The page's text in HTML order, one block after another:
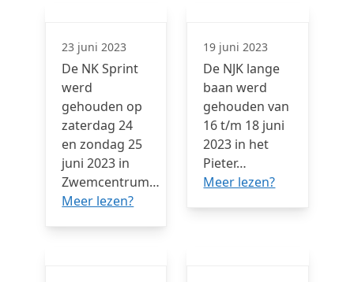
23 juni 2023
De NK Sprint
werd
gehouden op
zaterdag 24
en zondag 25
juni 2023 in
Zwemcentrum…
Meer lezen?
19 juni 2023
De NJK lange
baan werd
gehouden van
16 t/m 18 juni
2023 in het
Pieter…
Meer lezen?